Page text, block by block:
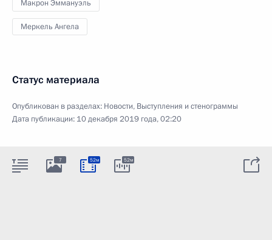
Макрон Эммануэль
Меркель Ангела
Статус материала
Опубликован в разделах: Новости, Выступления и стенограммы
Дата публикации: 10 декабря 2019 года, 02:20
7 52м 52м